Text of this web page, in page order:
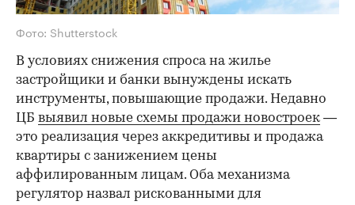
Фото: Shutterstock
В условиях снижения спроса на жилье
застройщики и банки вынуждены искать
инструменты, повышающие продажи. Недавно
ЦБ выявил новые схемы продажи новостроек —
это реализация через аккредитивы и продажа
квартиры с занижением цены
аффилированным лицам. Оба механизма
регулятор назвал рискованными для